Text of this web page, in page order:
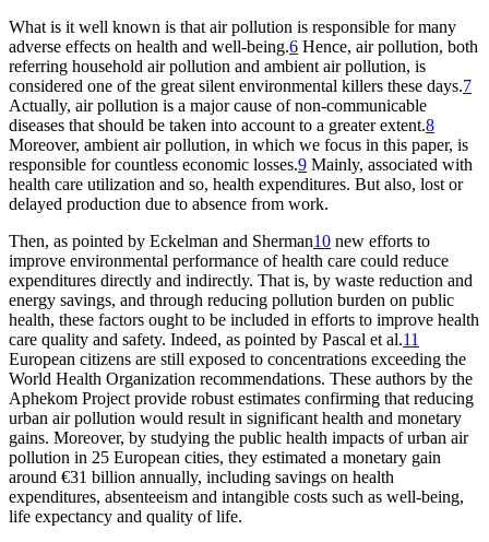
What is it well known is that air pollution is responsible for many
adverse effects on health and well-being.6 Hence, air pollution, both
referring household air pollution and ambient air pollution, is
considered one of the great silent environmental killers these days.7
Actually, air pollution is a major cause of non-communicable
diseases that should be taken into account to a greater extent.8
Moreover, ambient air pollution, in which we focus in this paper, is
responsible for countless economic losses.9 Mainly, associated with
health care utilization and so, health expenditures. But also, lost or
delayed production due to absence from work.
Then, as pointed by Eckelman and Sherman10 new efforts to
improve environmental performance of health care could reduce
expenditures directly and indirectly. That is, by waste reduction and
energy savings, and through reducing pollution burden on public
health, these factors ought to be included in efforts to improve health
care quality and safety. Indeed, as pointed by Pascal et al.11
European citizens are still exposed to concentrations exceeding the
World Health Organization recommendations. These authors by the
Aphekom Project provide robust estimates confirming that reducing
urban air pollution would result in significant health and monetary
gains. Moreover, by studying the public health impacts of urban air
pollution in 25 European cities, they estimated a monetary gain
around €31 billion annually, including savings on health
expenditures, absenteeism and intangible costs such as well-being,
life expectancy and quality of life.